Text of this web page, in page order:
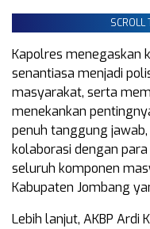
SCROLL
Kapolres menegaskan
senantiasa menjadi
masyarakat, serta
menekankan
penuh tanggung
kolaborasi dengan
seluruh komponen
Kabupaten Jombang
Lebih lanjut, AKBP Ardi